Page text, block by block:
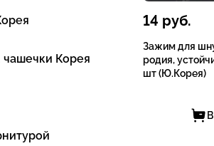
чашечки Корея
14 руб.
Зажим для
родия,
шт (Ю.Корея)